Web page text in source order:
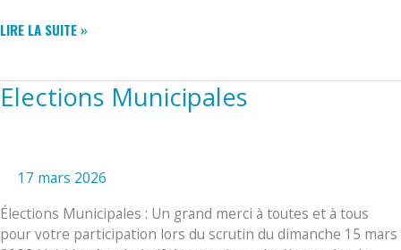
ELECTIONS
LIRE LA SUITE »
Elections Municipales
17 mars 2026
Élections Municipales : ​Un grand merci à toutes et à tous
pour votre participation lors du scrutin du dimanche 15 mars